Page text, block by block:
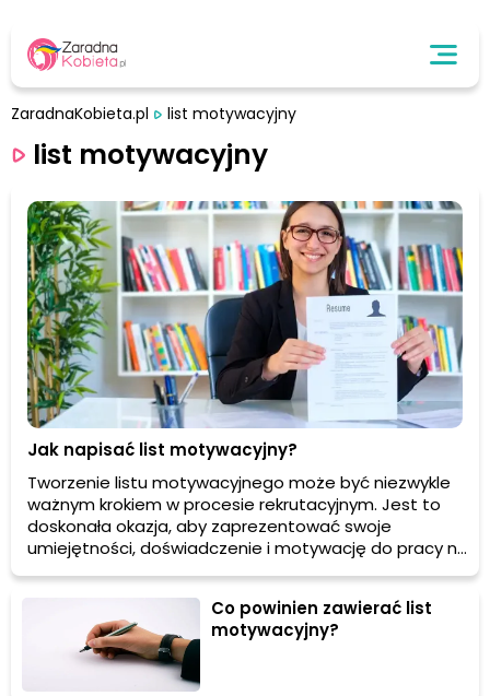
ZaradnaKobieta.pl list motywacyjny
list motywacyjny
Jak napisać list motywacyjny?
Tworzenie listu motywacyjnego może być niezwykle
ważnym krokiem w procesie rekrutacyjnym. Jest to
doskonała okazja, aby zaprezentować swoje
umiejętności, doświadczenie i motywację do pracy na
danym stanowisku. W tym artykule dowiesz się, jak
napisać skuteczny list motywacyjny, który przyciągnie
uwagę pracodawcy i zwiększy Twoje szanse na
zdobycie wymarzonej pracy.
Co powinien zawierać list
motywacyjny?